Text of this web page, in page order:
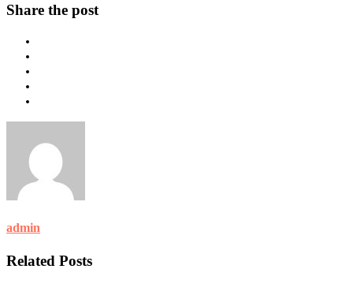
Share the post
admin
Related Posts